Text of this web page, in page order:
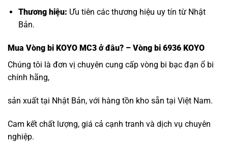
Thương hiệu: Ưu tiên các thương hiệu uy tín từ Nhật
Bản.
Mua Vòng bi KOYO MC3 ở đâu? – Vòng bi 6936 KOYO
Chúng tôi là đơn vị chuyên cung cấp vòng bi bạc đạn ổ bi
chính hãng,
sản xuất tại Nhật Bản, với hàng tồn kho sẵn tại Việt Nam.
Cam kết chất lượng, giá cả cạnh tranh và dịch vụ chuyên
nghiệp.